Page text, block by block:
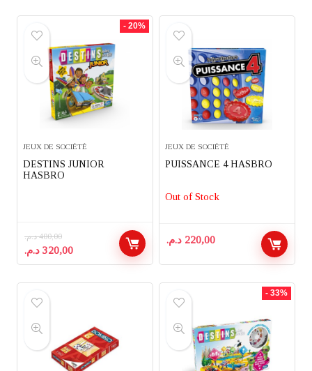
- 20%
JEUX DE SOCIÉTÉ
DESTINS JUNIOR
HASBRO
400,00 د.م.
Le
prix
320,00 د.م.
Le
prix
JEUX DE SOCIÉTÉ
PUISSANCE 4 HASBRO
Out of Stock
220,00 د.م.
- 33%